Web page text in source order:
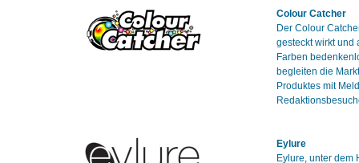
Colour Catcher
Der Colour
gesteckt wirkt und
Farben
begleiten die
Produktes mit
Eylure
Eylure, unter dem